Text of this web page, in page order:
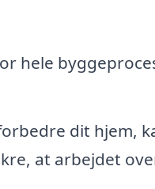
hele
dit hjem,
at arbejdet